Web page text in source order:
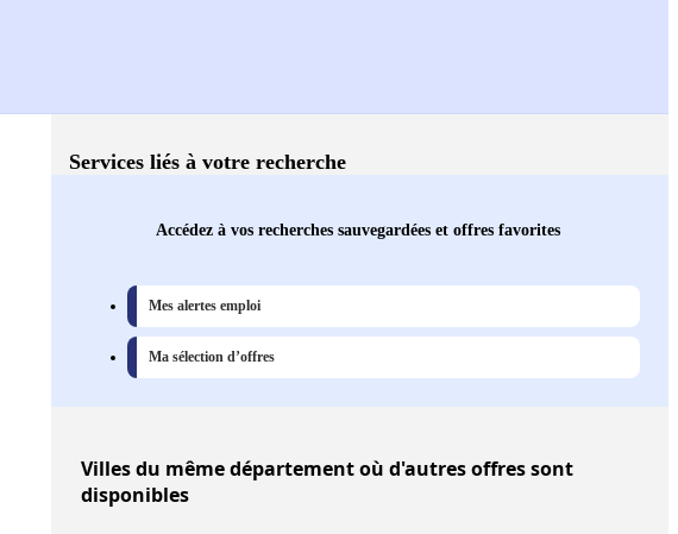
Services liés à votre recherche
Accédez à vos recherches sauvegardées et offres favorites
Mes alertes emploi
Ma sélection d’offres
Villesdu même département où d'autres offres sont
disponibles